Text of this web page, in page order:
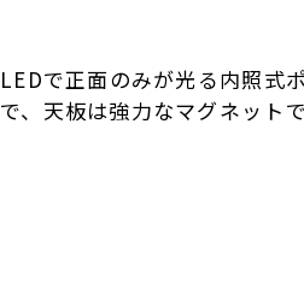
LEDで正面のみが光る内照式
で、天板は強力なマグネット